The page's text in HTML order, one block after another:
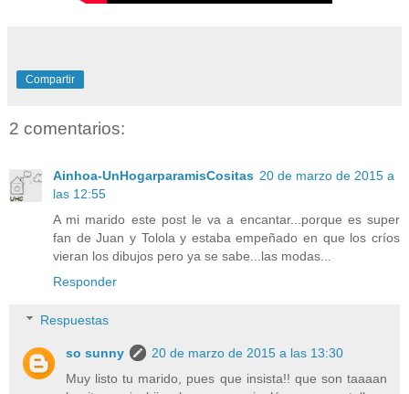
Compartir
2 comentarios:
Ainhoa-UnHogarparamisCositas 20 de marzo de 2015 a
las 12:55
A mi marido este post le va a encantar...porque es super
fan de Juan y Tolola y estaba empeñado en que los críos
vieran los dibujos pero ya se sabe...las modas...
Responder
Respuestas
so sunny
20 de marzo de 2015 a las 13:30
Muy listo tu marido, pues que insista!! que son taaaan